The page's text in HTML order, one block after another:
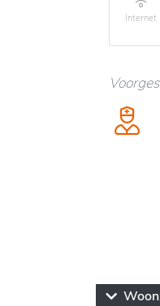
Internet